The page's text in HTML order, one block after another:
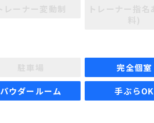
完全個室
パウダールーム
手ぶらOK